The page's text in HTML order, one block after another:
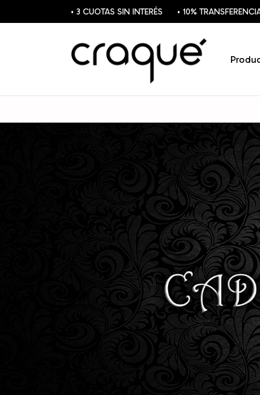
• 3 CUOTAS SIN INTERÉS • 10%